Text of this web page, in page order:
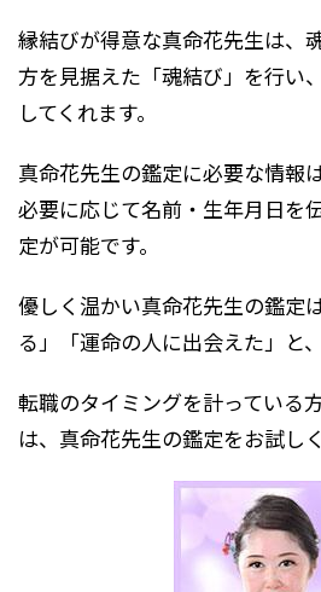
縁結びが得意な真命花先生は、
方を見据えた「魂結び」を行い
してくれます。
真命花先生の鑑定に必要な情報
必要に応じて名前・生年月日を
定が可能です。
優しく温かい真命花先生の鑑定
る」「運命の人に出会えた」と
転職のタイミングを計っている
は、真命花先生の鑑定をお試し